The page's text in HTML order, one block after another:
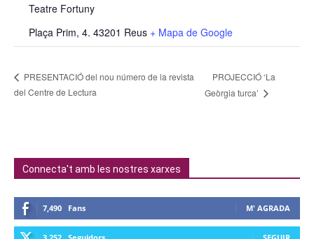
Teatre Fortuny
Plaça Prim, 4. 43201 Reus + Mapa de Google
PRESENTACIÓ del nou número de la revista
del Centre de Lectura
PROJECCIÓ ‘La
Geòrgia turca’
Connecta't amb les nostres xarxes
7,490 Fans M' AGRADA